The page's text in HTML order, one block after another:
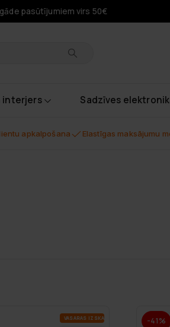
pasūtījumiem virs 50€
interjers Sadzīves
apkalpošana Elastīgas maksājumu
VA­SA­RAS IZ­SKA­ŅA -41%